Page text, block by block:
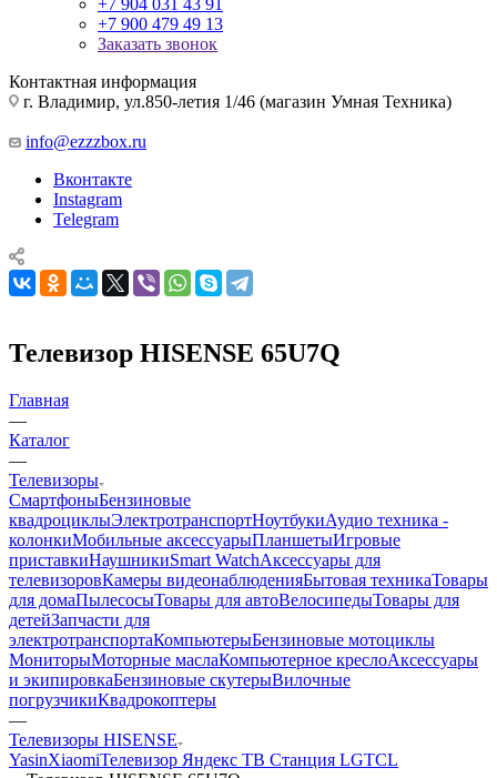
+7 904 031 43 91
+7 900 479 49 13
Заказать звонок
Контактная информация
г. Владимир, ул.850-летия 1/46 (магазин Умная Техника)
info@ezzzbox.ru
Вконтакте
Instagram
Telegram
Телевизор HISENSE 65U7Q
Главная
—
Каталог
—
Телевизоры
СмартфоныБензиновые
квадроциклыЭлектротранспортНоутбукиАудио техника -
колонкиМобильные аксессуарыПланшетыИгровые
приставкиНаушникиSmart WatchАксессуары для
телевизоровКамеры видеонаблюденияБытовая техникаТовары
для домаПылесосыТовары для автоВелосипедыТовары для
детейЗапчасти для
электротранспортаКомпьютерыБензиновые мотоциклы
МониторыМоторные маслаКомпьютерное креслоАксессуары
и экипировкаБензиновые скутерыВилочные
погрузчикиКвадрокоптеры
—
Телевизоры HISENSE
YasinXiaomiТелевизор Яндекс ТВ Станция LGTCL